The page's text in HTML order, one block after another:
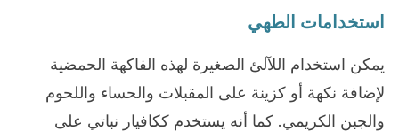
استخدامات الطهي
يمكن استخدام اللآلئ الصغيرة لهذه الفاكهة الحمضية
لإضافة نكهة أو كزينة على المقبلات والحساء واللحوم
والجبن الكريمي. كما أنه يستخدم ككافيار نباتي على